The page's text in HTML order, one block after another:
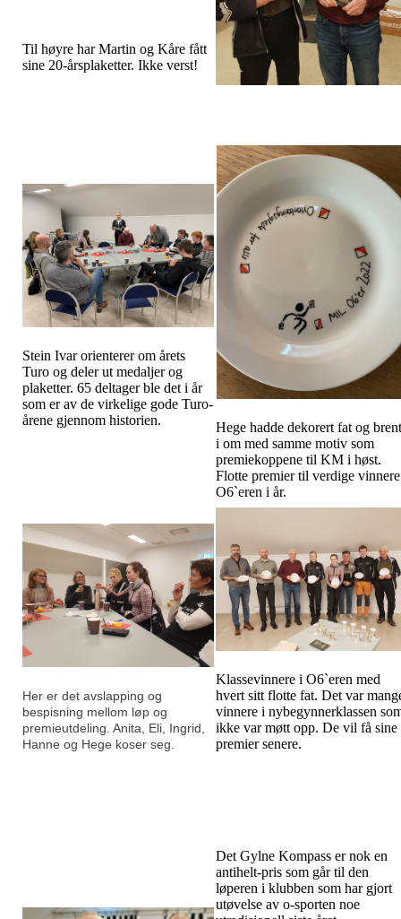
Til høyre har Martin og Kåre fått
sine 20-årsplaketter. Ikke verst!
Stein Ivar orienterer om årets
Turo og deler ut medaljer og
plaketter. 65 deltager ble det i år
som er av de virkelige gode Turo-
årene gjennom historien.
Hege hadde dekorert fat og brent
i om med samme motiv som
premiekoppene til KM i høst.
Flotte premier til verdige
O6`eren i år.
Her er det avslapping og
bespisning mellom løp og
premieutdeling. Anita, Eli, Ingrid,
Hanne og Hege koser seg.
Klassevinnere i O6`eren med
hvert sitt flotte fat. Det var
vinnere i nybegynnerklassen
ikke var møtt opp. De vil få sine
premier senere.
Det Gylne Kompass er nok en
antihelt-pris som går til den
løperen i klubben som har gjort
utøvelse av o-sporten noe